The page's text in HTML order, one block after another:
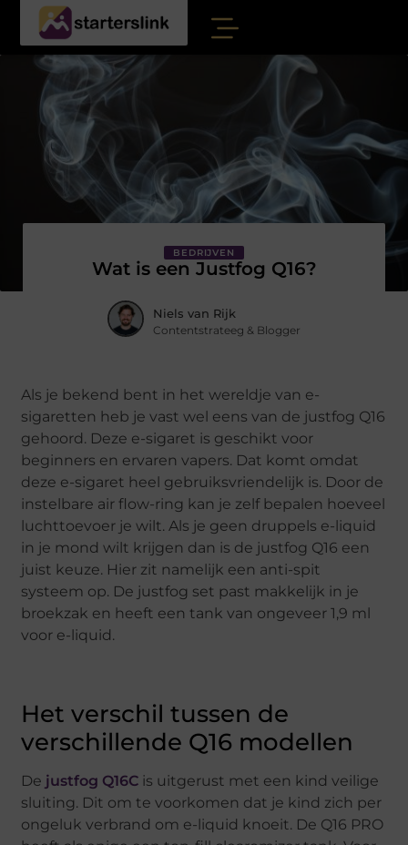
BEDRIJVEN
Wat is een Justfog Q16?
Niels van Rijk
Contentstrateeg & Blogger
Als je bekend bent in het wereldje van e-
sigaretten heb je vast wel eens van de justfog Q16
gehoord. Deze e-sigaret is geschikt voor
beginners en ervaren vapers. Dat komt omdat
deze e-sigaret heel gebruiksvriendelijk is. Door de
instelbare air flow-ring kan je zelf bepalen hoeveel
luchttoevoer je wilt. Als je geen druppels e-liquid
in je mond wilt krijgen dan is de justfog Q16 een
juist keuze. Hier zit namelijk een anti-spit
systeem op. De justfog set past makkelijk in je
broekzak en heeft een tank van ongeveer 1,9 ml
voor e-liquid.
Het verschil tussen de
verschillende Q16 modellen
De justfog Q16C is uitgerust met een kind veilige
sluiting. Dit om te voorkomen dat je kind zich per
ongeluk verbrand om e-liquid knoeit. De Q16 PRO